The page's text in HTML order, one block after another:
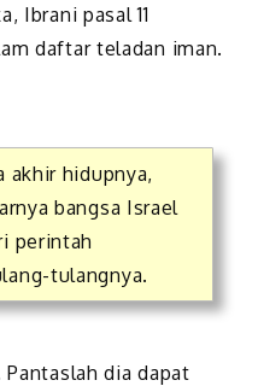
Ibrani pasal 11
daftar teladan iman.
akhir hidupnya,
bangsa Israel
perintah
tulangnya.
dia dapat